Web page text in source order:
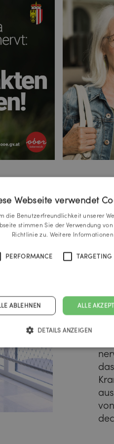
Webseite verwendet
die Benutzerfreundlichkeit unserer
stimmen Sie der Verwendung
Richtlinie zu. Weitere Informationen
PERFORMANCE TARGETING
ALLE
ABLEHNEN
DETAILS ANZEIGEN